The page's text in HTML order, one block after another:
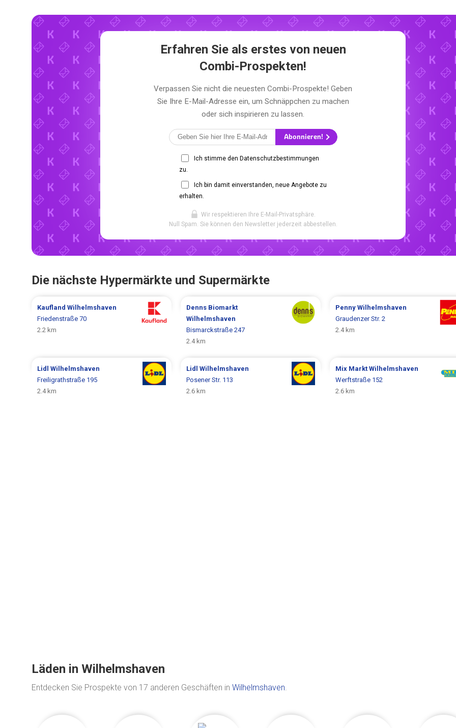
Erfahren Sie als erstes von neuen
Combi-Prospekten!
Verpassen Sie nicht die neuesten Combi-Prospekte! Geben
Sie Ihre E-Mail-Adresse ein, um Schnäppchen zu machen
oder sich inspirieren zu lassen.
Abonnieren!
Ich stimme den Datenschutzbestimmungen
zu.
Ich bin damit einverstanden, neue Angebote zu
erhalten.
Wir respektieren Ihre E-Mail-Privatsphäre.
Null Spam. Sie können den Newsletter jederzeit abbestellen.
Die nächste Hypermärkte und Supermärkte
KauflandWilhelmshaven
Friedenstraße 70
2.2 km
Denns Biomarkt
Wilhelmshaven
Bismarckstraße 247
2.4 km
Penny Wilhelmshaven
Graudenzer Str. 2
2.4 km
LidlWilhelmshaven
Freiligrathstraße 195
2.4 km
Lidl Wilhelmshaven
Posener Str. 113
2.6 km
Mix Markt Wilhelmshaven
Werftstraße 152
2.6 km
Läden in Wilhelmshaven
Entdecken Sie Prospekte von 17 anderen Geschäften in Wilhelmshaven.